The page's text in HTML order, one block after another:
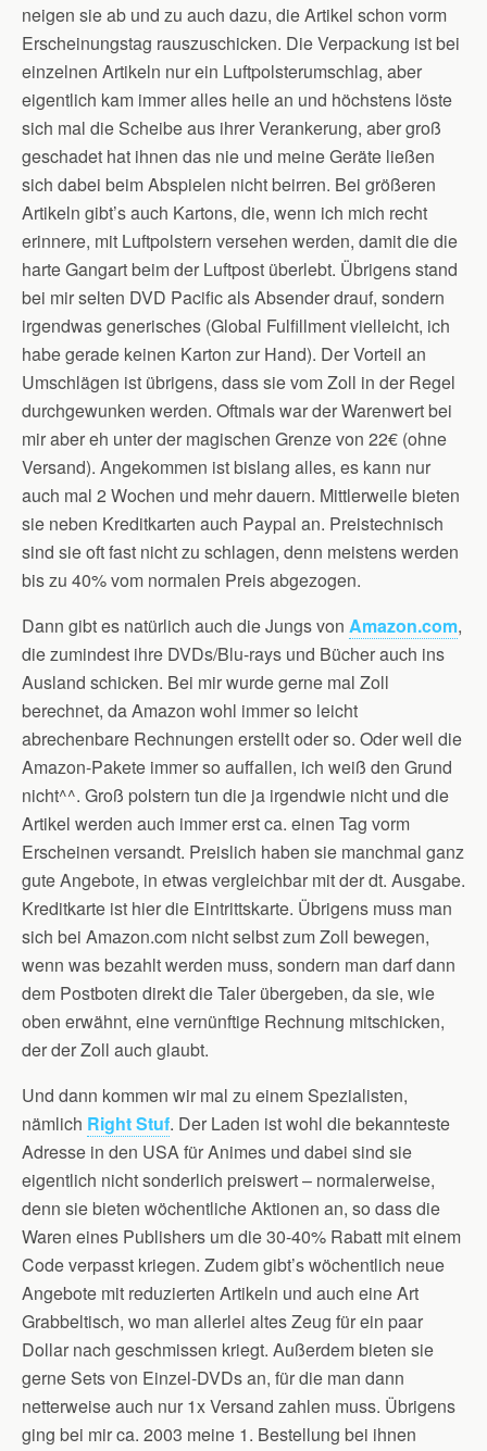
neigen sie ab und zu auch dazu, die Artikel schon vorm
Erscheinungstag rauszuschicken. Die Verpackung ist bei
einzelnen Artikeln nur ein Luftpolsterumschlag, aber
eigentlich kam immer alles heile an und höchstens löste
sich mal die Scheibe aus ihrer Verankerung, aber groß
geschadet hat ihnen das nie und meine Geräte ließen
sich dabei beim Abspielen nicht beirren. Bei größeren
Artikeln gibt’s auch Kartons, die, wenn ich mich recht
erinnere, mit Luftpolstern versehen werden, damit die die
harte Gangart beim der Luftpost überlebt. Übrigens stand
bei mir selten DVD Pacific als Absender drauf, sondern
irgendwas generisches (Global Fulfillment vielleicht, ich
habe gerade keinen Karton zur Hand). Der Vorteil an
Umschlägen ist übrigens, dass sie vom Zoll in der Regel
durchgewunken werden. Oftmals war der Warenwert bei
mir aber eh unter der magischen Grenze von 22€ (ohne
Versand). Angekommen ist bislang alles, es kann nur
auch mal 2 Wochen und mehr dauern. Mittlerweile bieten
sie neben Kreditkarten auch Paypal an. Preistechnisch
sind sie oft fast nicht zu schlagen, denn meistens werden
bis zu 40% vom normalen Preis abgezogen.
Dann gibt es natürlich auch die Jungs von Amazon.com,
die zumindest ihre DVDs/Blu-rays und Bücher auch ins
Ausland schicken. Bei mir wurde gerne mal Zoll
berechnet, da Amazon wohl immer so leicht
abrechenbare Rechnungen erstellt oder so. Oder weil die
Amazon-Pakete immer so auffallen, ich weiß den Grund
nicht^^. Groß polstern tun die ja irgendwie nicht und die
Artikel werden auch immer erst ca. einen Tag vorm
Erscheinen versandt. Preislich haben sie manchmal ganz
gute Angebote, in etwas vergleichbar mit der dt. Ausgabe.
Kreditkarte ist hier die Eintrittskarte. Übrigens muss man
sich bei Amazon.com nicht selbst zum Zoll bewegen,
wenn was bezahlt werden muss, sondern man darf dann
dem Postboten direkt die Taler übergeben, da sie, wie
oben erwähnt, eine vernünftige Rechnung mitschicken,
der der Zoll auch glaubt.
Und dann kommen wir mal zu einem Spezialisten,
nämlich Right Stuf. Der Laden ist wohl die bekannteste
Adresse in den USA für Animes und dabei sind sie
eigentlich nicht sonderlich preiswert – normalerweise,
denn sie bieten wöchentliche Aktionen an, so dass die
Waren eines Publishers um die 30-40% Rabatt mit einem
Code verpasst kriegen. Zudem gibt’s wöchentlich neue
Angebote mit reduzierten Artikeln und auch eine Art
Grabbeltisch, wo man allerlei altes Zeug für ein paar
Dollar nach geschmissen kriegt. Außerdem bieten sie
gerne Sets von Einzel-DVDs an, für die man dann
netterweise auch nur 1x Versand zahlen muss. Übrigens
ging bei mir ca. 2003 meine 1. Bestellung bei ihnen